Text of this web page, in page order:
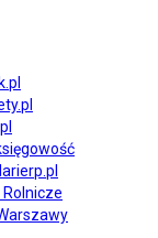
Rolnicze